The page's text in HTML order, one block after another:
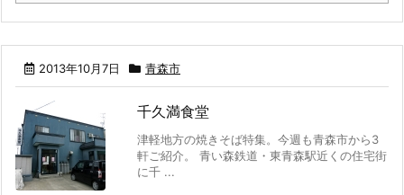
2013年10月7日 青森市
千久満食堂
津軽地方の焼きそば特集。今週も青森市から3
軒ご紹介。 青い森鉄道・東青森駅近くの住宅街
に千 ...